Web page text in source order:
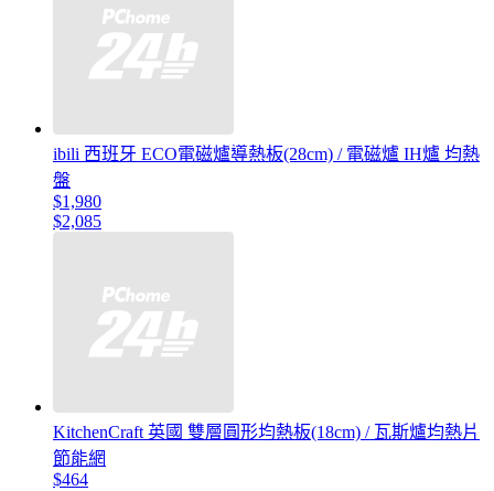
ibili 西班牙 ECO電磁爐導熱板(28cm) / 電磁爐 IH爐 均熱
盤
$1,980
$2,085
KitchenCraft 英國 雙層圓形均熱板(18cm) / 瓦斯爐均熱片
節能網
$464